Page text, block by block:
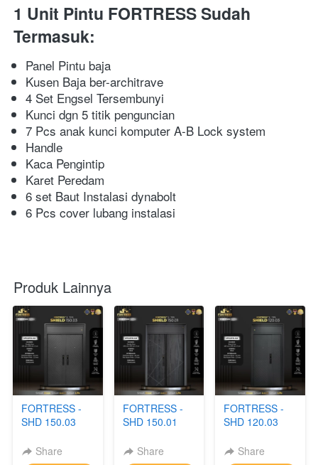
1 Unit Pintu FORTRESS Sudah
Termasuk:
Panel Pintu baja
Kusen Baja ber-architrave
4 Set Engsel Tersembunyi
Kunci dgn 5 titik penguncian
7 Pcs anak kunci komputer A-B Lock system
Handle
Kaca Pengintip
Karet Peredam
6 set Baut Instalasi dynabolt
6 Pcs cover lubang instalasi
Produk Lainnya
FORTRESS -
SHD 150.03
Share
FORTRESS -
SHD 150.01
Share
FORTRESS -
SHD 120.03
Share